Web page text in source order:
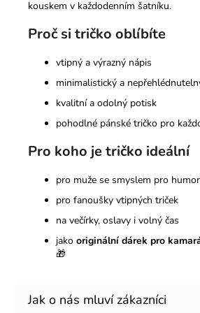
kouskem v každodenním šatníku.
Proč si tričko oblíbíte
vtipný a výrazný nápis
minimalistický a
kvalitní a odolný potisk
pohodlné pánské tričko pro
Pro koho je tričko ideální
pro muže se smyslem pro humor
pro fanoušky vtipných triček
na večírky, oslavy i volný čas
jako originální dárek pro
🎁